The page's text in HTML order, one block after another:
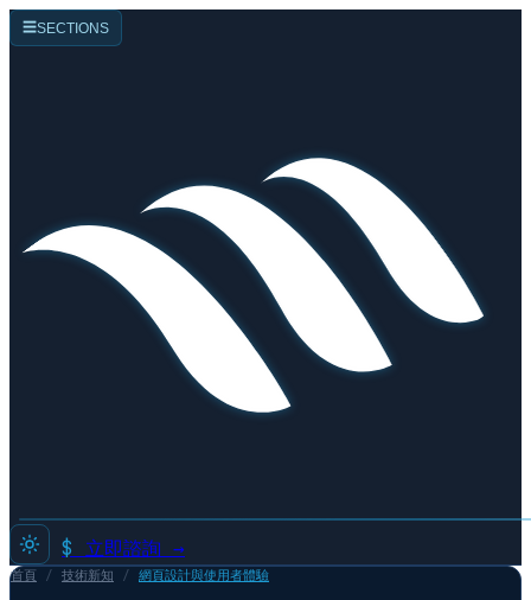
☰SECTIONS
$ 立即諮詢 →
首頁 / 技術新知 / 網頁設計與使用者體驗